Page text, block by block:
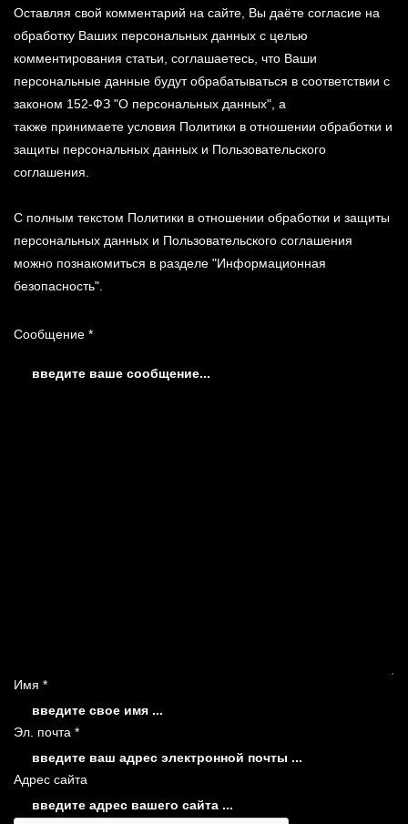
Оставляя свой комментарий на сайте, Вы даёте согласие на
обработку Ваших персональных данных с целью
комментирования статьи, соглашаетесь, что Ваши
персональные данные будут обрабатываться в соответствии с
законом 152-ФЗ "О персональных данных", а
также принимаете условия Политики в отношении обработки и
защиты персональных данных и Пользовательского
соглашения.
С полным текстом Политики в отношении обработки и защиты
персональных данных и Пользовательского соглашения
можно познакомиться в разделе "Информационная
безопасность".
Сообщение *
Имя *
Эл. почта *
Адрес сайта